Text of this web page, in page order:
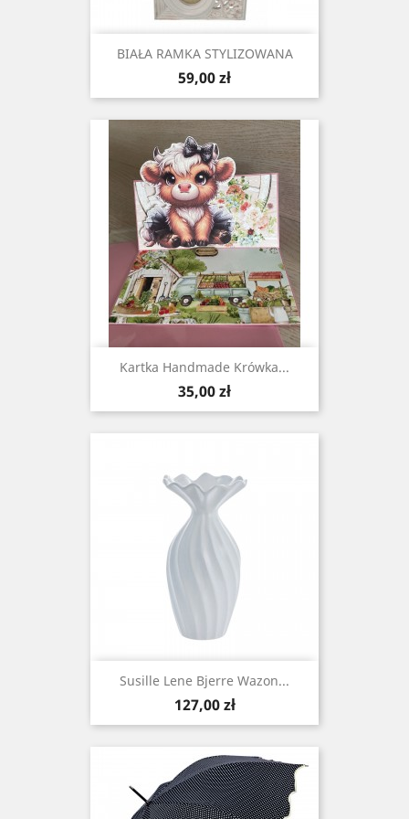
BIAŁA RAMKA STYLIZOWANA
Cena
59,00 zł
Kartka Handmade Krówka...
Cena
35,00 zł
Susille Lene Bjerre Wazon...
Cena
127,00 zł